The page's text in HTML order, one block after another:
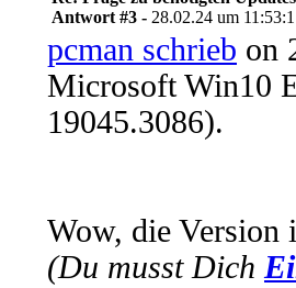
Antwort #3 - 28.02.24 um
pcman schrieb on
Microsoft Win10
19045.3086).
Wow, die Version
(Du musst Dich